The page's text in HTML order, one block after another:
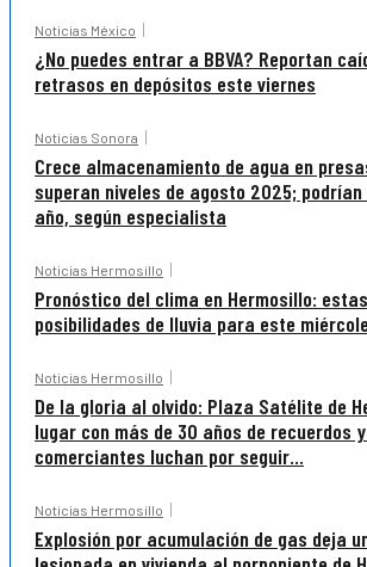
Noticias México
¿No puedes entrar a BBVA? Reportan
retrasos en depósitos este viernes
Noticias Sonora
Crece almacenamiento de agua en
superan niveles de agosto 2025;
año, según especialista
Noticias Hermosillo
Pronóstico del clima en Hermosillo:
posibilidades de lluvia para este
Noticias Hermosillo
De la gloria al olvido: Plaza Satélite de
lugar con más de 30 años de recuerdos
comerciantes luchan por seguir...
Noticias Hermosillo
Explosión por acumulación de gas deja